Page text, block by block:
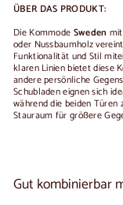
ÜBER DAS PRODUKT:
Die Kommode Sweden
oder Nussbaumholz
Funktionalität und Stil
klaren Linien bietet diese
andere persönliche
Schubladen eignen sich
während die beiden
Stauraum für größere
Gut kombinierbar